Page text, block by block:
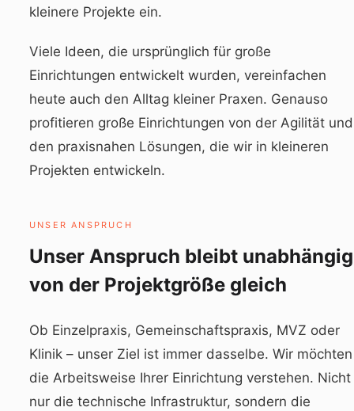
kleinere Projekte ein.
Viele Ideen, die ursprünglich für große
Einrichtungen entwickelt wurden, vereinfachen
heute auch den Alltag kleiner Praxen. Genauso
profitieren große Einrichtungen von der Agilität und
den praxisnahen Lösungen, die wir in kleineren
Projekten entwickeln.
UNSER ANSPRUCH
Unser Anspruch bleibt unabhängig
von der Projektgröße gleich
Ob Einzelpraxis, Gemeinschaftspraxis, MVZ oder
Klinik – unser Ziel ist immer dasselbe. Wir möchten
die Arbeitsweise Ihrer Einrichtung verstehen. Nicht
nur die technische Infrastruktur, sondern die